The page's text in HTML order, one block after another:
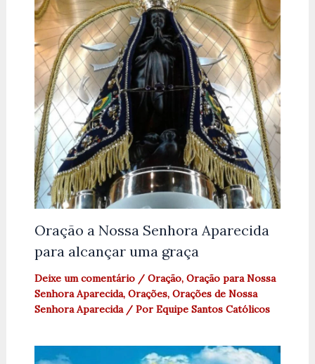
Oração a Nossa Senhora Aparecida
para alcançar uma graça
Deixe um comentário / Oração, Oração para Nossa
Senhora Aparecida, Orações, Orações de Nossa
Senhora Aparecida/ Por Equipe Santos Católicos